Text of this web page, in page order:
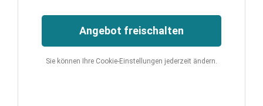
Angebot freischalten
Sie können Ihre Cookie-Einstellungen jederzeit ändern.